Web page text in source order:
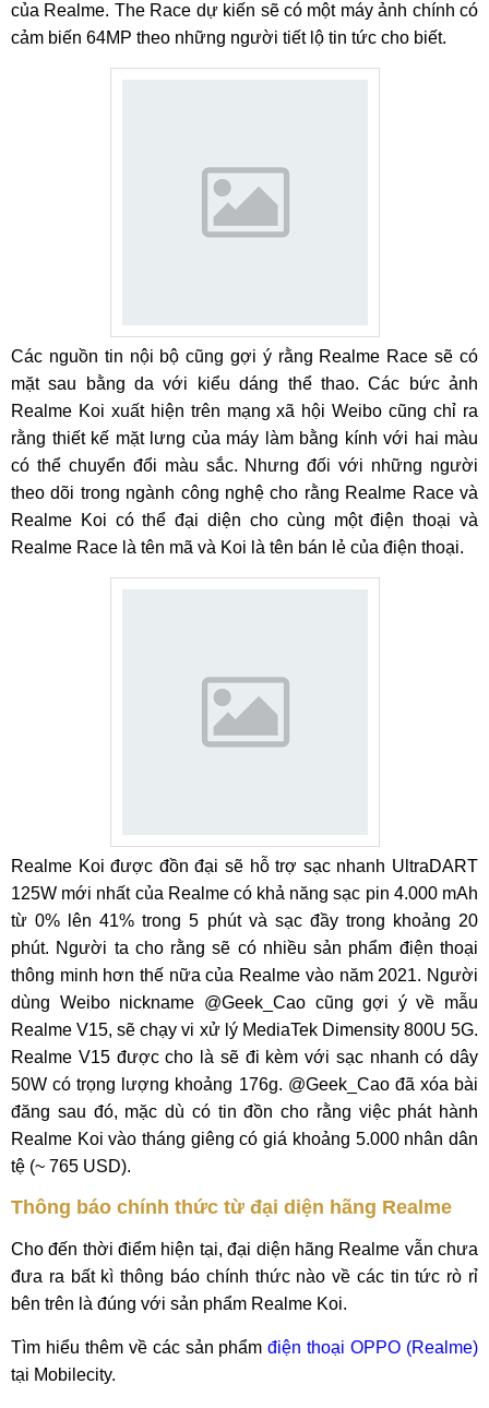
của Realme. The Race dự kiến ​​sẽ có một máy ảnh chính có
cảm biến 64MP theo những người tiết lộ tin tức cho biết.
Các nguồn tin nội bộ cũng gợi ý rằng Realme Race sẽ có
mặt sau bằng da với kiểu dáng thể thao. Các bức ảnh
Realme Koi xuất hiện trên mạng xã hội Weibo cũng chỉ ra
rằng thiết kế mặt lưng của máy làm bằng kính với hai màu
có thể chuyển đổi màu sắc. Nhưng đối với những người
theo dõi trong ngành công nghệ cho rằng Realme Race và
Realme Koi có thể đại diện cho cùng một điện thoại và
Realme Race là tên mã và Koi là tên bán lẻ của điện thoại.
Realme Koi được đồn đại sẽ hỗ trợ sạc nhanh UltraDART
125W mới nhất của Realme có khả năng sạc pin 4.000 mAh
từ 0% lên 41% trong 5 phút và sạc đầy trong khoảng 20
phút. Người ta cho rằng sẽ có nhiều sản phẩm điện thoại
thông minh hơn thế nữa của Realme vào năm 2021. Người
dùng Weibo nickname @Geek_Cao cũng gợi ý về mẫu
Realme V15, sẽ chạy vi xử lý MediaTek Dimensity 800U 5G.
Realme V15 được cho là sẽ đi kèm với sạc nhanh có dây
50W có trọng lượng khoảng 176g. @Geek_Cao đã xóa bài
đăng sau đó, mặc dù có tin đồn cho rằng việc phát hành
Realme Koi vào tháng giêng có giá khoảng 5.000 nhân dân
tệ (~ 765 USD).
Thông báo chính thức từ đại diện hãng Realme
Cho đến thời điểm hiện tại, đại diện hãng Realme vẫn chưa
đưa ra bất kì thông báo chính thức nào về các tin tức rò rỉ
bên trên là đúng với sản phẩm Realme Koi.
Tìm hiểu thêm về các sản phẩmđiện thoại OPPO (Realme)
tại Mobilecity.